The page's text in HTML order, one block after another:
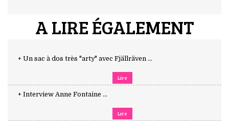
A LIRE ÉGALEMENT
+ Un sac à dos très "arty" avec Fjällräven ...
Lire
+ Interview Anne Fontaine ...
Lire